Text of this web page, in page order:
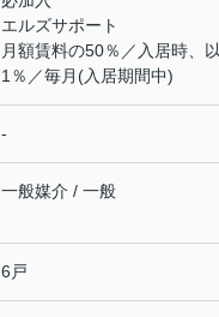
エルズサポート
月額賃料の50％／入居時、
1％／毎月(入居期間中)
-
一般媒介 / 一般
6戸